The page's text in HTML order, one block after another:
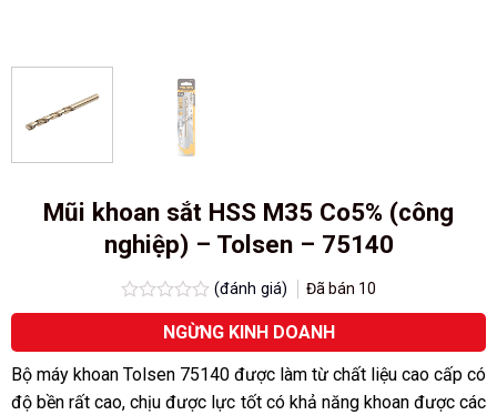
Mũi khoan sắt HSS M35 Co5% (công
nghiệp) – Tolsen – 75140
Được
hạng
0.0
5
sao
(đánh giá) Đã bán 10
NGỪNG KINH DOANH
Bộ máy khoan Tolsen 75140 được làm từ chất liệu cao cấp có
độ bền rất cao, chịu được lực tốt có khả năng khoan được các